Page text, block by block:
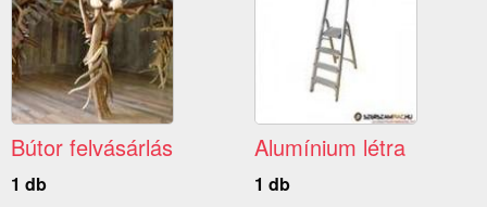
Bútor felvásárlás
1 db
Alumínium létra
1 db